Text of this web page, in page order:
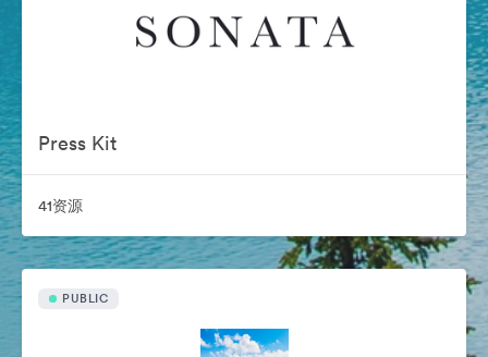
Press Kit
41资源
PUBLIC